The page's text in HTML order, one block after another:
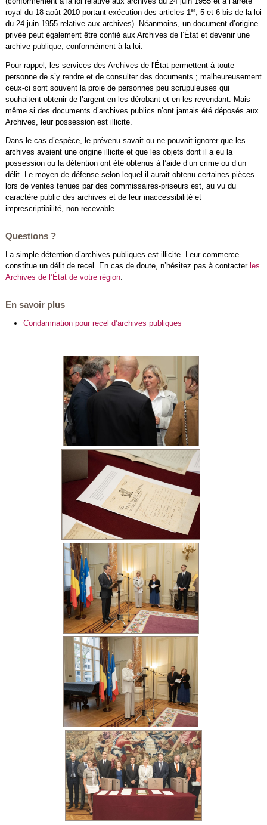
royal du 18 août 2010 portant exécution des articles 1 er, 5 et 6 bis de la loi
du 24 juin 1955 relative aux archives). Néanmoins, un document d’origine
privée peut également être confié aux Archives de l’État et devenir une
archive publique, conformément à la loi.
Pour rappel, les services des Archives de l'État permettent à toute
personne de s’y rendre et de consulter des documents ; malheureusement
ceux-ci sont souvent la proie de personnes peu scrupuleuses qui
souhaitent obtenir de l’argent en les dérobant et en les revendant. Mais
même si des documents d’archives publics n’ont jamais été déposés aux
Archives, leur possession est illicite.
Dans le cas d’espèce, le prévenu savait ou ne pouvait ignorer que les
archives avaient une origine illicite et que les objets dont il a eu la
possession ou la détention ont été obtenus à l’aide d’un crime ou d’un
délit. Le moyen de défense selon lequel il aurait obtenu certaines pièces
lors de ventes tenues par des commissaires-priseurs est, au vu du
caractère public des archives et de leur inaccessibilité et
imprescriptibilité, non recevable.
Questions ?
La simple détention d’archives publiques est illicite. Leur commerce
constitue un délit de recel. En cas de doute, n’hésitez pas à contacter les
Archives de l’État de votre région.
En savoir plus
Condamnation pour recel d’archives publiques